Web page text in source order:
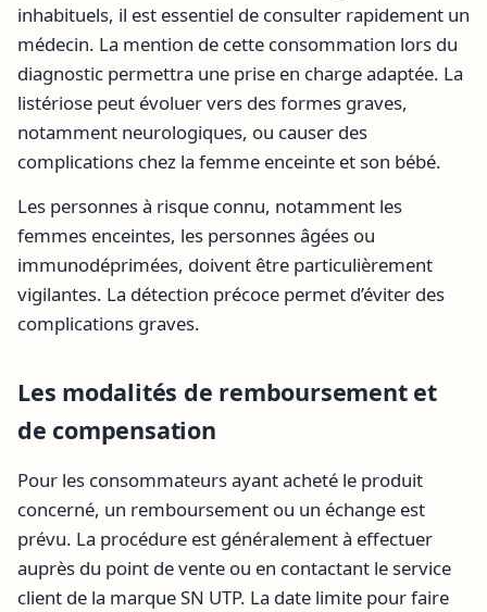
inhabituels, il est essentiel de consulter rapidement un
médecin. La mention de cette consommation lors du
diagnostic permettra une prise en charge adaptée. La
listériose peut évoluer vers des formes graves,
notamment neurologiques, ou causer des
complications chez la femme enceinte et son bébé.
Les personnes à risque connu, notamment les
femmes enceintes, les personnes âgées ou
immunodéprimées, doivent être particulièrement
vigilantes. La détection précoce permet d’éviter des
complications graves.
Les modalités de remboursement et
de compensation
Pour les consommateurs ayant acheté le produit
concerné, un remboursement ou un échange est
prévu. La procédure est généralement à effectuer
auprès du point de vente ou en contactant le service
client de la marque SN UTP. La date limite pour faire